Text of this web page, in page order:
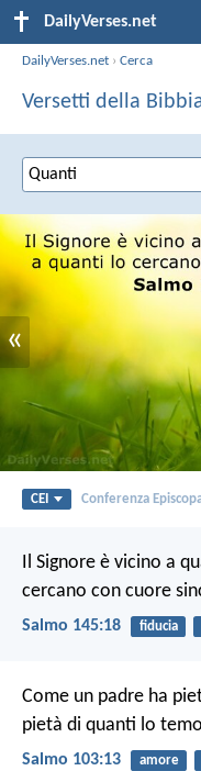
DailyVerses.net
DailyVerses.net ›Cerca
Versetti della
«
CEI Conferenza
Il Signore è vicino a
cercano con cuore
Salmo 145:18 fiducia
Come un padre ha
pietà di quanti lo
Salmo 103:13 amore